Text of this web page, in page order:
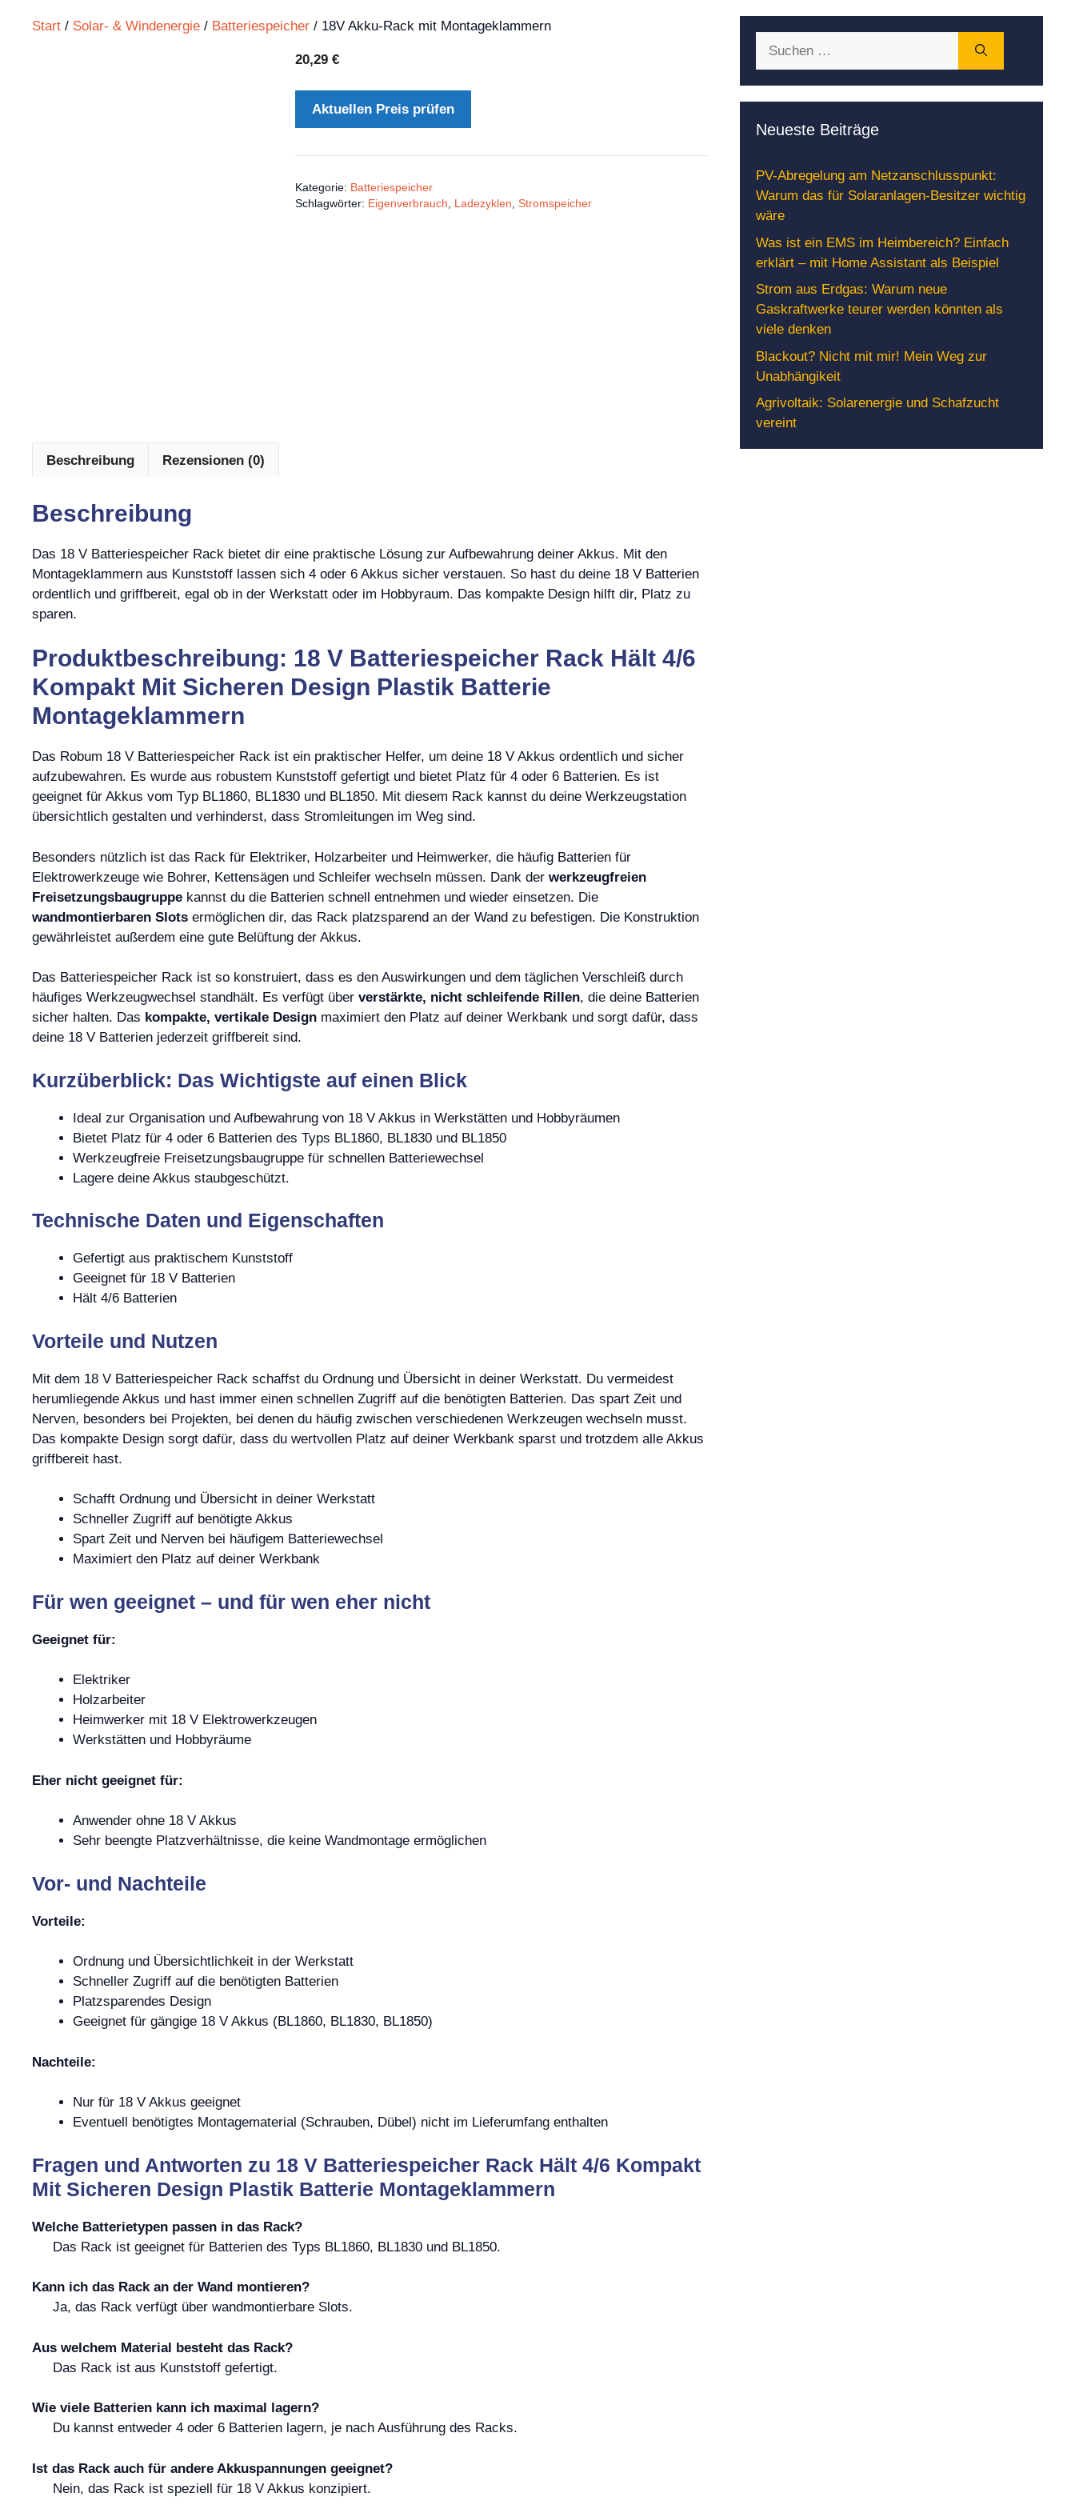
Start / Solar- & Windenergie / Batteriespeicher / 18V Akku-Rack mit Montageklammern
20,29€
Aktuellen Preis prüfen
Kategorie: Batteriespeicher
Schlagwörter: Eigenverbrauch Ladezyklen ,Stromspeicher
Beschreibung Rezensionen (0)
Beschreibung
Das 18 V Batteriespeicher Rack bietet dir eine praktische Lösung zur Aufbewahrung deiner Akkus. Mit den
Montageklammern aus Kunststoff lassen sich 4 oder 6 Akkus sicher verstauen. So hast du deine 18 V Batterien
ordentlich und griffbereit, egal ob in der Werkstatt oder im Hobbyraum. Das kompakte Design hilft dir, Platz zu
sparen.
Produktbeschreibung: 18 V Batteriespeicher Rack Hält 4/6
Kompakt Mit Sicheren Design Plastik Batterie
Montageklammern
Das Robum 18 V Batteriespeicher Rack ist ein praktischer Helfer, um deine 18 V Akkus ordentlich und sicher
aufzubewahren. Es wurde aus robustem Kunststoff gefertigt und bietet Platz für 4 oder 6 Batterien. Es ist
geeignet für Akkus vom Typ BL1860, BL1830 und BL1850. Mit diesem Rack kannst du deine Werkzeugstation
übersichtlich gestalten und verhinderst, dass Stromleitungen im Weg sind.
Besonders nützlich ist das Rack für Elektriker, Holzarbeiter und Heimwerker, die häufig Batterien für
Elektrowerkzeuge wie Bohrer, Kettensägen und Schleifer wechseln müssen. Dank der werkzeugfreien
Freisetzungsbaugruppe kannst du die Batterien schnell entnehmen und wieder einsetzen. Die
wandmontierbaren Slots ermöglichen dir, das Rack platzsparend an der Wand zu befestigen. Die Konstruktion
gewährleistet außerdem eine gute Belüftung der Akkus.
Das Batteriespeicher Rack ist so konstruiert, dass es den Auswirkungen und dem täglichen Verschleiß durch
häufiges Werkzeugwechsel standhält. Es verfügt über verstärkte, nicht schleifende Rillen, die deine Batterien
sicher halten. Das kompakte, vertikale Design maximiert den Platz auf deiner Werkbank und sorgt dafür, dass
deine 18 V Batterien jederzeit griffbereit sind.
Kurzüberblick: Das Wichtigste auf einen Blick
Ideal zur Organisation und Aufbewahrung von 18 V Akkus in Werkstätten und Hobbyräumen
Bietet Platz für 4 oder 6 Batterien des Typs BL1860, BL1830 und BL1850
Werkzeugfreie Freisetzungsbaugruppe für schnellen Batteriewechsel
Lagere deine Akkus staubgeschützt.
Technische Daten und Eigenschaften
Gefertigt aus praktischem Kunststoff
Geeignet für 18 V Batterien
Hält 4/6 Batterien
Vorteile und Nutzen
Mit dem 18 V Batteriespeicher Rack schaffst du Ordnung und Übersicht in deiner Werkstatt. Du vermeidest
herumliegende Akkus und hast immer einen schnellen Zugriff auf die benötigten Batterien. Das spart Zeit und
Nerven, besonders bei Projekten, bei denen du häufig zwischen verschiedenen Werkzeugen wechseln musst.
Das kompakte Design sorgt dafür, dass du wertvollen Platz auf deiner Werkbank sparst und trotzdem alle Akkus
griffbereit hast.
Schafft Ordnung und Übersicht in deiner Werkstatt
Schneller Zugriff auf benötigte Akkus
Spart Zeit und Nerven bei häufigem Batteriewechsel
Maximiert den Platz auf deiner Werkbank
Für wen geeignet – und für wen eher nicht
Geeignet für:
Elektriker
Holzarbeiter
Heimwerker mit 18 V Elektrowerkzeugen
Werkstätten und Hobbyräume
Eher nicht geeignet für:
Anwender ohne 18 V Akkus
Sehr beengte Platzverhältnisse, die keine Wandmontage ermöglichen
Vor- und Nachteile
Vorteile:
Ordnung und Übersichtlichkeit in der Werkstatt
Schneller Zugriff auf die benötigten Batterien
Platzsparendes Design
Geeignet für gängige 18 V Akkus (BL1860, BL1830, BL1850)
Nachteile:
Nur für 18 V Akkus geeignet
Eventuell benötigtes Montagematerial (Schrauben, Dübel) nicht im Lieferumfang enthalten
Fragen und Antworten zu 18 V Batteriespeicher Rack Hält 4/6 Kompakt
Mit Sicheren Design Plastik Batterie Montageklammern
Welche Batterietypen passen in das Rack?
Das Rack ist geeignet für Batterien des Typs BL1860, BL1830 und BL1850.
Kann ich das Rack an der Wand montieren?
Ja, das Rack verfügt über wandmontierbare Slots.
Aus welchem Material besteht das Rack?
Das Rack ist aus Kunststoff gefertigt.
Wie viele Batterien kann ich maximal lagern?
Du kannst entweder 4 oder 6 Batterien lagern, je nach Ausführung des Racks.
Ist das Rack auch für andere Akkuspannungen geeignet?
Nein, das Rack ist speziell für 18 V Akkus konzipiert.
Neueste Beiträge
PV-Abregelung am Netzanschlusspunkt:
Warum das für Solaranlagen-Besitzer wichtig
wäre
Was ist ein EMS im Heimbereich? Einfach
erklärt – mit Home Assistant als Beispiel
Strom aus Erdgas: Warum neue
Gaskraftwerke teurer werden könnten als
viele denken
Blackout? Nicht mit mir! Mein Weg zur
Unabhängikeit
Agrivoltaik: Solarenergie und Schafzucht
vereint